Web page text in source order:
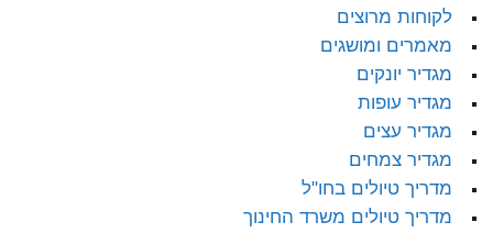
לקוחות מרוצים
מאמרים ומושגים
מגדיר יונקים
מגדיר עופות
מגדיר עצים
מגדיר צמחים
מדריך טיולים בחו"ל
מדריך טיולים משרד החינוך